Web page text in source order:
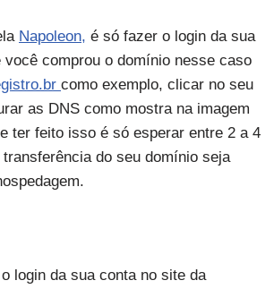
Napoleon, é só fazer o login da sua
você comprou o domínio nesse caso
como exemplo, clicar no seu
as DNS como mostra na imagem
ter feito isso é só esperar entre 2 a 4
do seu domínio seja
login da sua conta no site da